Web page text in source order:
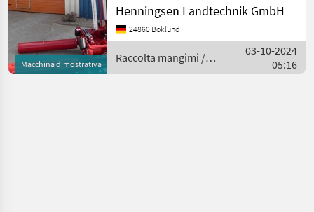
Macchina dimostrativa
Prospekt ( Dukumente )
Bersonderheit : Der
Scheren-Folienschneider
mit scharfen Klingen realisi
Henningsen Landtechnik GmbH
24860 Böklund
Raccolta mangimi /
Vicon
03-10-2024
05:16